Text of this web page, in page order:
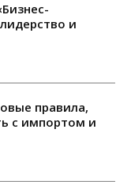
и
правила,
с импортом и